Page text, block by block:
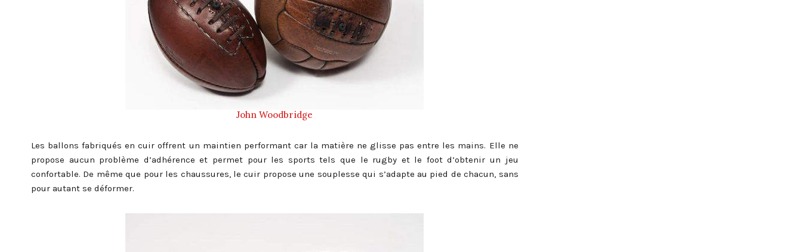
John Woodbridge
Les ballons fabriqués en cuir offrent un maintien performant car la matière ne glisse pas entre les mains. Elle ne
propose aucun problème d’adhérence et permet pour les sports tels que le rugby et le foot d’obtenir un jeu
confortable. De même que pour les chaussures, le cuir propose une souplesse qui s’adapte au pied de chacun, sans
pour autant se déformer.